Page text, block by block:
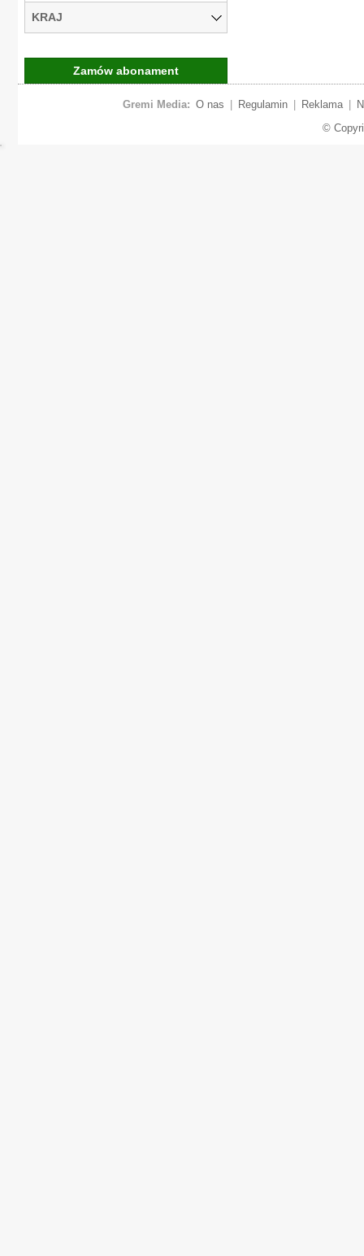
KRAJ
Zamów abonament
Gremi Media: O nas Regulamin Reklama
©